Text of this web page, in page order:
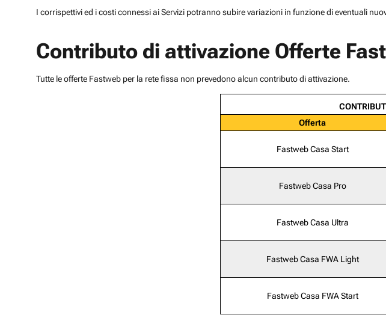
I corrispettivi ed i costi connessi ai Servizi potranno subire variazioni in funzione di eventuali
Contributo di attivazione Offerte
Tutte le offerte Fastweb per la rete fissa non prevedono alcun contributo di attivazione.
Offerta
Fastweb Casa Start
Fastweb Casa Pro
Fastweb Casa Ultra
Fastweb Casa FWA Light
Fastweb Casa FWA Start